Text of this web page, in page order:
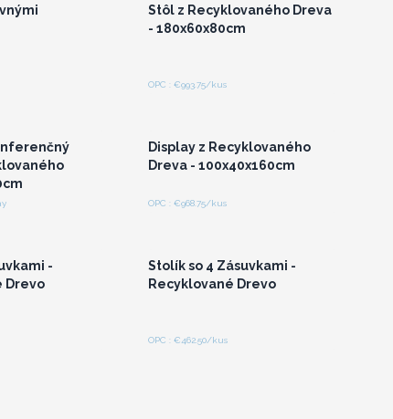
Stôl z Recyklovaného Dreva
- 180x60x80cm
OPC : €993.75/kus
Prihláste sa alebo
Display z Recyklovaného
Dreva - 100x40x160cm
OPC : €968.75/kus
sa alebo
-
Drevo
Prihláste sa alebo
Stolík so 4 Zásuvkami -
Recyklované Drevo
OPC : €462.50/kus